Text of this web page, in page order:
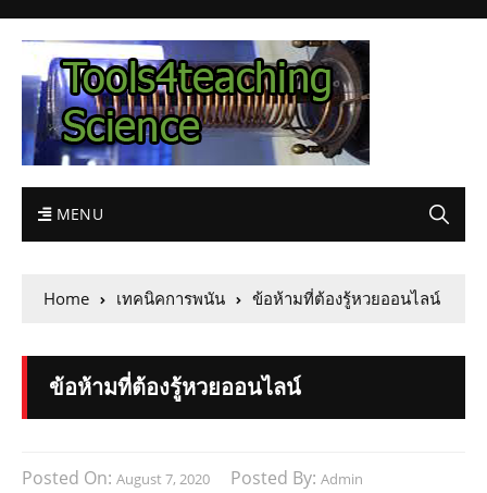
MENU
Home เทคนิคการพนัน ข้อห้ามที่ต้องรู้หวยออนไลน์
ข้อห้ามที่ต้องรู้หวยออนไลน์
Posted On: August 7, 2020 Posted By: Admin